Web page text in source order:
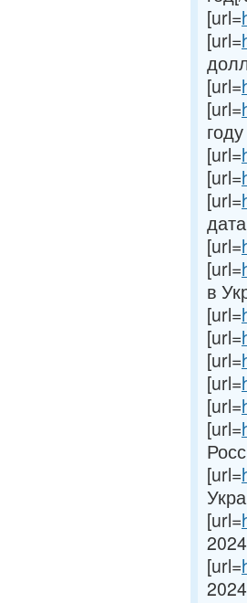
[url=
[url=
[url=
[url=
[url=
[url=
[url=
[url=
[url=
в
[url=
[url=
[url=
[url=
[url=
[url=
[url=
[url=
[url=